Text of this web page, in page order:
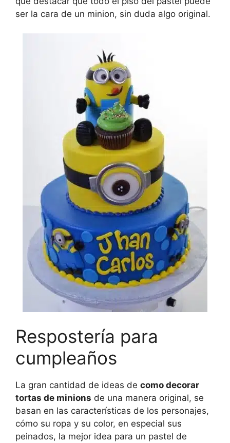
ser la cara de un minion, sin duda algo original.
Respostería para
cumpleaños
La gran cantidad de ideas de como decorar
tortas de minions de una manera original, se
basan en las características de los personajes,
cómo su ropa y su color, en especial sus
peinados, la mejor idea para un pastel de